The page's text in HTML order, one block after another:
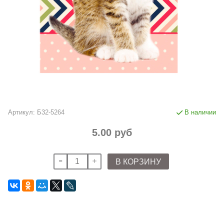
Артикул: Б32-5264 В наличии
5.00 руб
В КОРЗИНУ